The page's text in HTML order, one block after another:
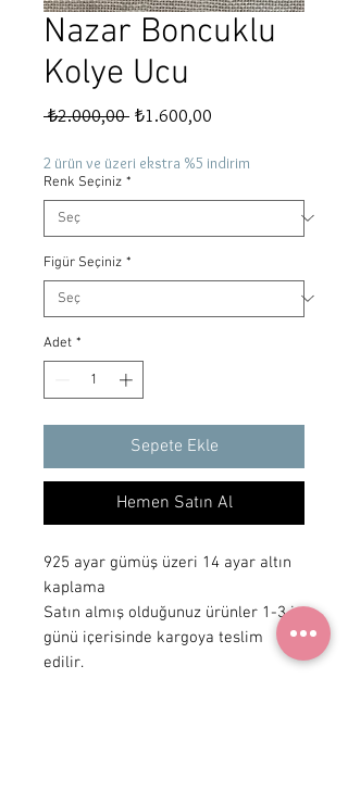
Nazar Boncuklu
Kolye Ucu
₺2.000,00 Normal
₺1.600,00
2 ürün ve üzeri ekstra %5 indirim
Renk Seçiniz *
Figür Seçiniz *
Adet *
Sepete Ekle
Hemen Satın Al
925 ayar gümüş üzeri 14 ayar altın
kaplama
Satın almış olduğunuz ürünler 1-3 iş
günü içerisinde kargoya teslim
edilir.